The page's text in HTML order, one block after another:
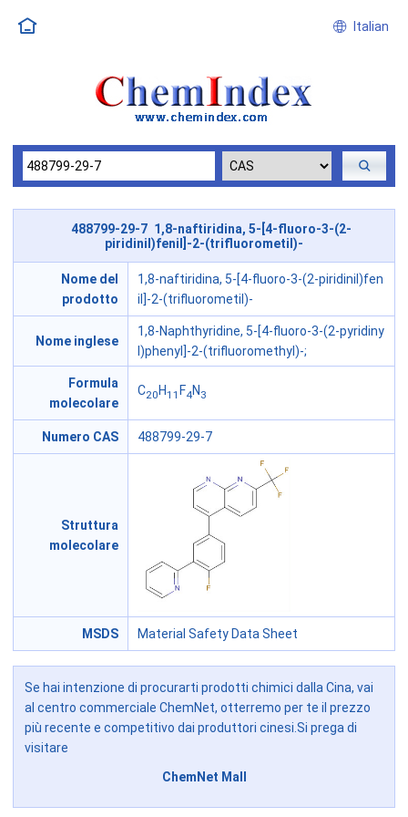
Italian
488799-29-7 1,8-naftiridina, 5-[4-fluoro-3-(2-
piridinil)fenil]-2-(trifluorometil)-
Nome del
prodotto
1,8-naftiridina, 5-[4-fluoro-3-(2-piridinil)fen
il]-2-(trifluorometil)-
Nome inglese
1,8-Naphthyridine, 5-[4-fluoro-3-(2-pyridiny
l)phenyl]-2-(trifluoromethyl)-;
Formula
molecolare
C20 H11 F4N 3
Numero CAS 488799-29-7
Struttura
molecolare
MSDS Material Safety Data Sheet
Se hai intenzione di procurarti prodotti chimici dalla Cina, vai
al centro commerciale ChemNet, otterremo per te il prezzo
più recente e competitivo dai produttori cinesi.Si prega di
visitare
ChemNet Mall